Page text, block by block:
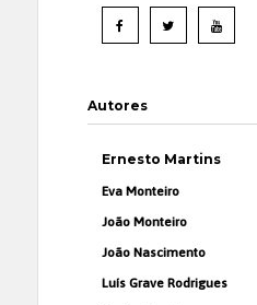
Autores
Ernesto Martins
Eva Monteiro
João Monteiro
João Nascimento
Luís Grave Rodrigues